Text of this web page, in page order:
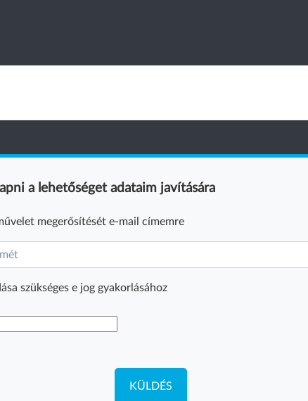
a lehetőséget adataim javítására
megerősítését e-mail címemre
szükséges e jog gyakorlásához
KÜLDÉS